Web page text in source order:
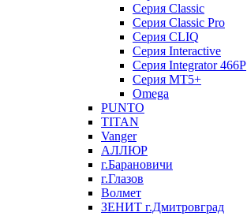
Серия Classic
Серия Classic Pro
Серия CLIQ
Серия Interactive
Серия Integrator 466P
Серия MT5+
Omega
PUNTO
TITAN
Vanger
АЛЛЮР
г.Барановичи
г.Глазов
Волмет
ЗЕНИТ г.Дмитровград